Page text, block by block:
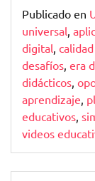
Publicado en
universal,
digital,
desafíos, era
didácticos,
aprendizaje,
educativos,
videos